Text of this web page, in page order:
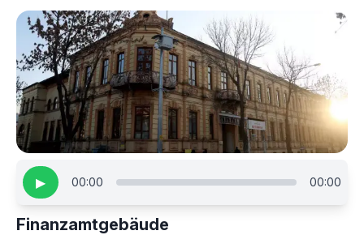
▶ 00:00 00:00
Finanzamtgebäude